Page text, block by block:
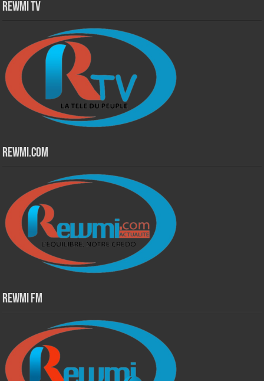
Rewmi TV
Rewmi.Com
Rewmi Fm